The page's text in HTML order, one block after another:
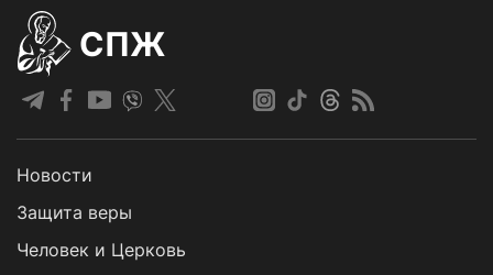
СПЖ
Новости
Защита веры
Человек и Церковь